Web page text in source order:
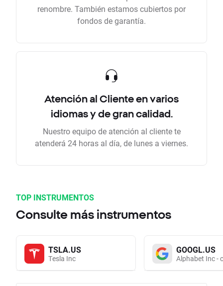
renombre. También estamos cubiertos por
fondos de garantía.
Atención al Cliente en varios
idiomas y de gran calidad.
Nuestro equipo de atención al cliente te
atenderá 24 horas al día, de lunes a viernes.
TOP INSTRUMENTOS
Consulte más instrumentos
TSLA.US
Tesla Inc
GOOGL.US
Alphabet Inc -